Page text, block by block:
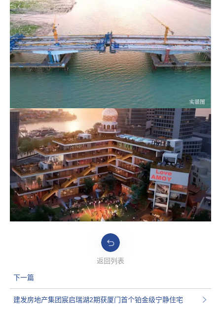
返回列表
下一篇
建发房地产集团宸启瑞湖2期获厦门首个铂金级宁静住宅